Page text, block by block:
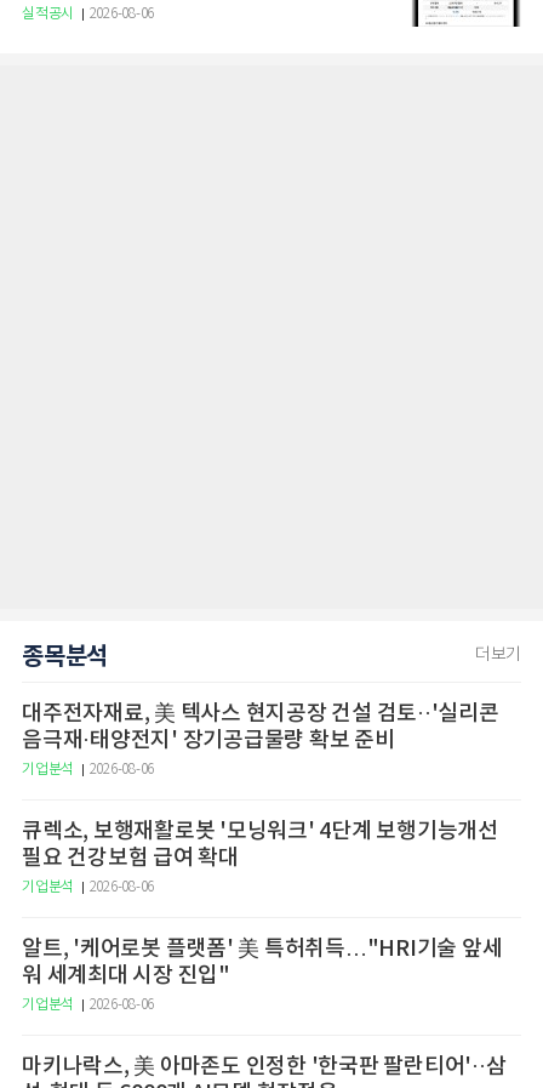
실적공시 2026-08-06
종목분석 더보기
대주전자재료, 美 텍사스 현지공장 건설 검토··'실리콘
음극재·태양전지' 장기공급물량 확보 준비
기업분석 2026-08-06
큐렉소, 보행재활로봇 '모닝워크' 4단계 보행기능개선
필요 건강보험 급여 확대
기업분석 2026-08-06
알트, '케어로봇 플랫폼' 美 특허취득…"HRI기술 앞세
워 세계최대 시장 진입"
기업분석 2026-08-06
마키나락스, 美 아마존도 인정한 '한국판 팔란티어'··삼